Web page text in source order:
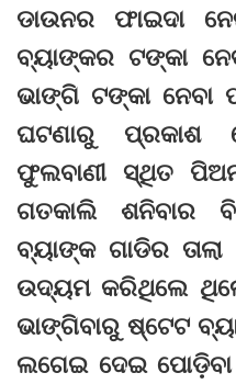
ଡାଉନର ଫାଇଦା
ବ୍ୟାଙ୍କର ଟଙ୍କା
ଭାଙ୍ଗି ଟଙ୍କା
ଘଟଣାରୁ ପ୍ରକାଶ
ଫୁଲବାଣୀ ସ୍ଥିତ
ଗତକାଲି ଶନିବାର
ବ୍ୟାଙ୍କ ଗାଡିର
ଉଦ୍ୟମ କରିଥିଲେ
ଭାଙ୍ଗିବାରୁ ଷ୍ଟେଟ
ଲଗେଇ ଦେଇ